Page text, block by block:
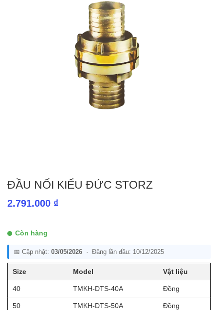
ĐẦU NỐI KIỂU ĐỨC STORZ
2.791.000 ₫
Còn hàng
📅 Cập nhật: 03/05/2026 · Đăng lần đầu: 10/12/2025
Size Model Vật liệu
40 TMKH-DTS-40A Đồng
50 TMKH-DTS-50A Đồng